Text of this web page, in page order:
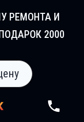
РЕМОНТА И
2000